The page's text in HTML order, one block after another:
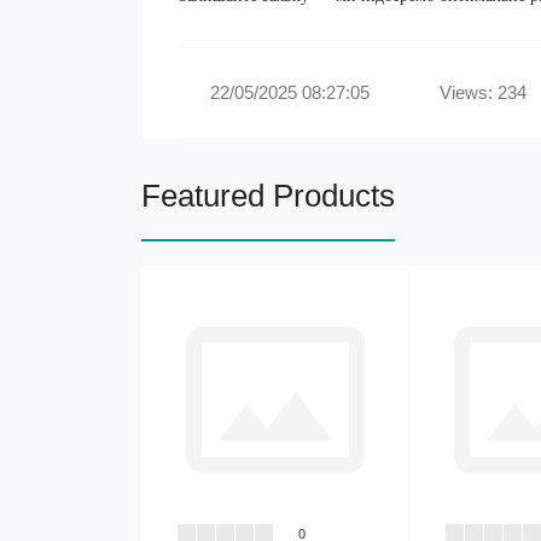
22/05/2025 08:27:05 Views: 234
Featured Products
0